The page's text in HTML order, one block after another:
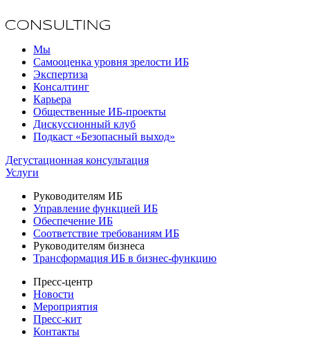
Мы
Самооценка уровня зрелости ИБ
Экспертиза
Консалтинг
Карьера
Общественные ИБ-проекты
Дискуссионный клуб
Подкаст «Безопасный выход»
Дегустационная консультация
Услуги
Руководителям ИБ
Управление функцией ИБ
Обеспечение ИБ
Соответствие требованиям ИБ
Руководителям бизнеса
Трансформация ИБ в бизнес-функцию
Пресс-центр
Новости
Мероприятия
Пресс-кит
Контакты